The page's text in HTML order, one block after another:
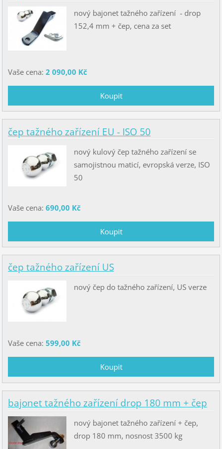
nový bajonet tažného zařízení - drop
152,4 mm + čep, cena za set
Vaše cena: 2 090,00 Kč
čep tažného zařízení EU - ISO 50
nový kulový čep tažného zařízení se
samojistnou maticí, evropská verze, ISO
50
Vaše cena: 690,00 Kč
čep tažného zařízení US
nový čep do tažného zařízení, US verze
Vaše cena: 599,00 Kč
bajonet tažného zařízení drop 180 mm + čep
nový bajonet tažného zařízení + čep,
drop 180 mm, nosnost 3500 kg